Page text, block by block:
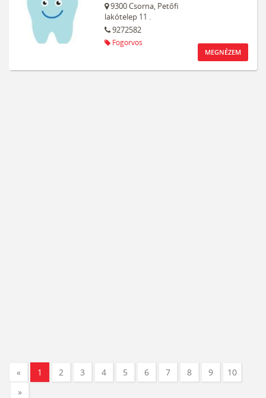
9300Csorna, Petőfi
lakótelep 11 .
9272582
Fogorvos
MEGNÉZEM
« 1 2 3 4 5 6 7 8 9
10
»